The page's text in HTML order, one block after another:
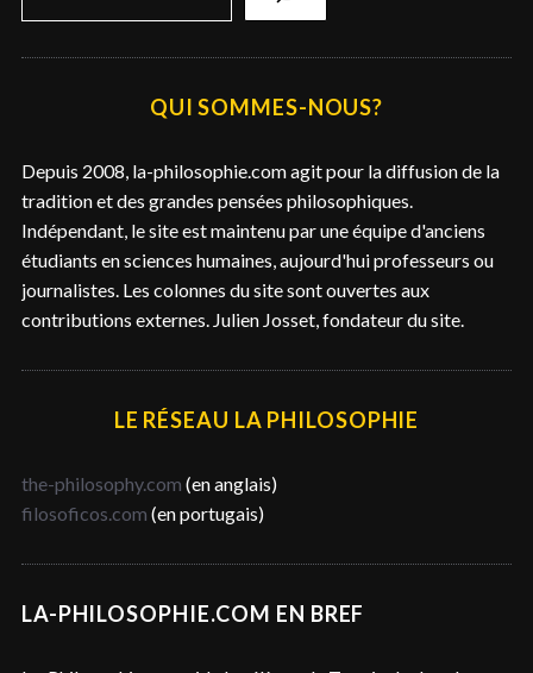
QUI SOMMES-NOUS?
Depuis 2008, la-philosophie.com agit pour la diffusion de la
tradition et des grandes pensées philosophiques.
Indépendant, le site est maintenu par une équipe d'anciens
étudiants en sciences humaines, aujourd'hui professeurs ou
journalistes. Les colonnes du site sont ouvertes aux
contributions externes. Julien Josset, fondateur du site.
LE RÉSEAU LA PHILOSOPHIE
the-philosophy.com (en anglais)
filosoficos.com (en portugais)
LA-PHILOSOPHIE.COM EN BREF